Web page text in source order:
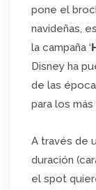
pone el
navideñas,
la campaña ‘
Disney ha
de las
para los
A través de
duración
el spot